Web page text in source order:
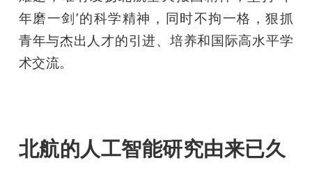
年磨一剑’的科学精神，同时不拘一格，狠抓
青年与杰出人才的引进、培养和国际高水平学
术交流。
北航的人工智能研究由来已久